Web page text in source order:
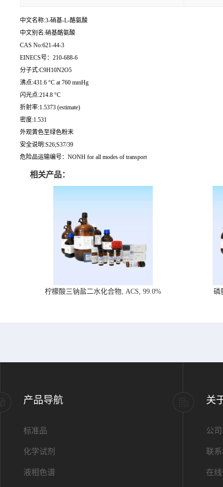
中文名称:3-硝基-L-酪氨酸
中文别名:硝基酪氨酸
CAS No:621-44-3
EINECS号：210-688-6
分子式:C9H10N2O5
沸点:431.6 °C at 760 mmHg
闪光点:214.8 °C
折射率:1.5373 (estimate)
密度:1.531
外观黄色至绿色粉末
安全说明:S26;S37/39
危险品运输编号：NONH for all modes of transport
相关产品：
柠檬酸三钠盐二水化合物, ACS, 99.0% 磷
产品导航
标准品
化学试剂
液相色谱
关
公
联
在